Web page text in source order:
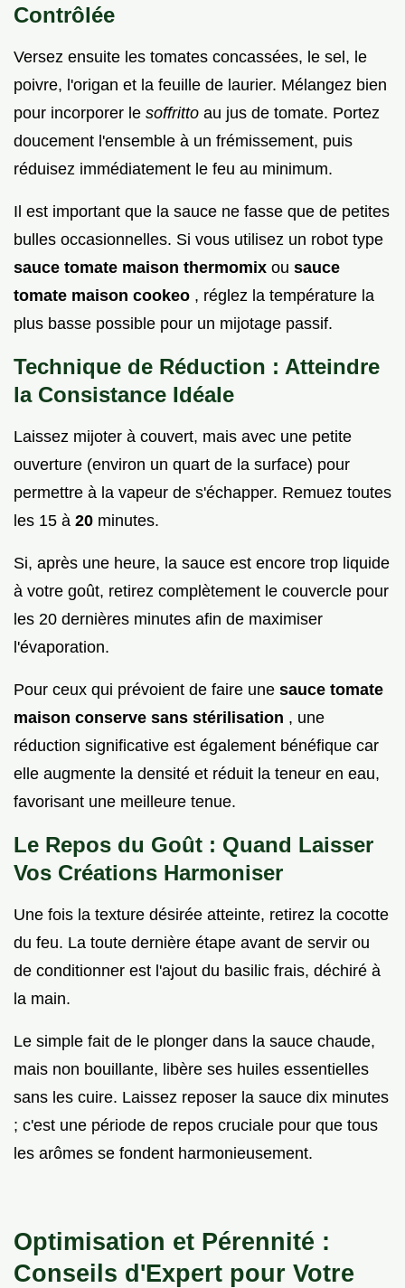
Contrôlée
Versez ensuite les tomates concassées, le sel, le
poivre, l'origan et la feuille de laurier. Mélangez bien
pour incorporer le soffritto au jus de tomate. Portez
doucement l'ensemble à un frémissement, puis
réduisez immédiatement le feu au minimum.
Il est important que la sauce ne fasse que de petites
bulles occasionnelles. Si vous utilisez un robot type
sauce tomate maison thermomix ou sauce
tomate maison cookeo , réglez la température la
plus basse possible pour un mijotage passif.
Technique de Réduction : Atteindre
la Consistance Idéale
Laissez mijoter à couvert, mais avec une petite
ouverture (environ un quart de la surface) pour
permettre à la vapeur de s'échapper. Remuez toutes
les 15 à 20 minutes.
Si, après une heure, la sauce est encore trop liquide
à votre goût, retirez complètement le couvercle pour
les 20 dernières minutes afin de maximiser
l'évaporation.
Pour ceux qui prévoient de faire une sauce tomate
maison conserve sans stérilisation , une
réduction significative est également bénéfique car
elle augmente la densité et réduit la teneur en eau,
favorisant une meilleure tenue.
Le Repos du Goût : Quand Laisser
Vos Créations Harmoniser
Une fois la texture désirée atteinte, retirez la cocotte
du feu. La toute dernière étape avant de servir ou
de conditionner est l'ajout du basilic frais, déchiré à
la main.
Le simple fait de le plonger dans la sauce chaude,
mais non bouillante, libère ses huiles essentielles
sans les cuire. Laissez reposer la sauce dix minutes
; c'est une période de repos cruciale pour que tous
les arômes se fondent harmonieusement.
Optimisation et Pérennité :
Conseils d'Expert pour Votre